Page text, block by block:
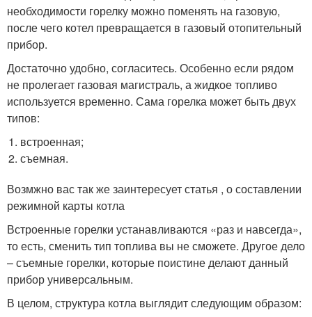
необходимости горелку можно поменять на газовую,
после чего котел превращается в газовый отопительный
прибор.
Достаточно удобно, согласитесь. Особенно если рядом
не пролегает газовая магистраль, а жидкое топливо
используется временно. Сама горелка может быть двух
типов:
встроенная;
съемная.
Возмжно вас так же заинтересует статья , о составлении
режимной карты котла
Встроенные горелки устанавливаются «раз и навсегда»,
то есть, сменить тип топлива вы не сможете. Другое дело
– съемные горелки, которые поистине делают данный
прибор универсальным.
В целом, структура котла выглядит следующим образом: